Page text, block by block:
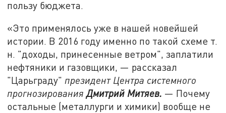
пользу бюджета.
«Это применялось уже в нашей новейшей
истории. В 2016 году именно по такой схеме т.
н. "доходы, принесенные ветром", заплатили
нефтяники и газовщики, — рассказал
"Царьграду" президент Центра системного
прогнозированияДмитрий Митяев. — Почему
остальные (металлурги и химики) вообще не